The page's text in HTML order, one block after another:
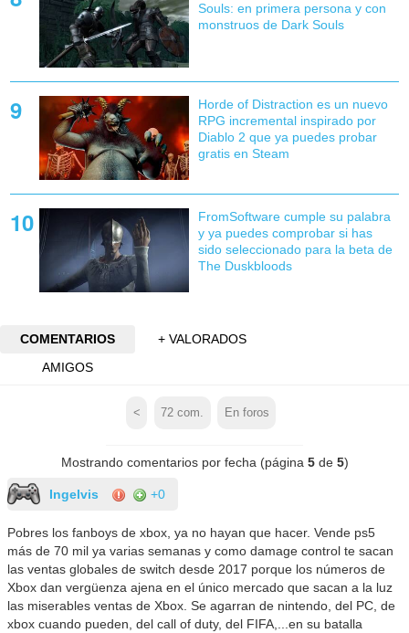
Souls: en primera persona y con
monstruos de Dark Souls
Horde of Distraction es un nuevo
RPG incremental inspirado por
Diablo 2 que ya puedes probar
gratis en Steam
FromSoftware cumple su palabra
y ya puedes comprobar si has
sido seleccionado para la beta de
The Duskbloods
COMENTARIOS
+ VALORADOS
AMIGOS
< 72 com. En foros
Mostrando comentarios por fecha (página 5de 5)
Ingelvis +0
Pobres los fanboys de xbox, ya no hayan que hacer. Vende ps5
más de 70 mil ya varias semanas y como damage control te sacan
las ventas globales de switch desde 2017 porque los números de
Xbox dan vergüenza ajena en el único mercado que sacan a la luz
las miserables ventas de Xbox. Se agarran de nintendo, del PC, de
xbox cuando pueden, del call of duty, del FIFA,...en su batalla